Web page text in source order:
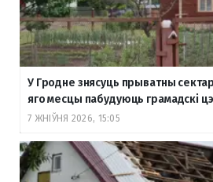
У Гродне знясуць прыватны
яго месцы пабудуюць грамадскі
7 ЖНІЎНЯ 2026, 15:05